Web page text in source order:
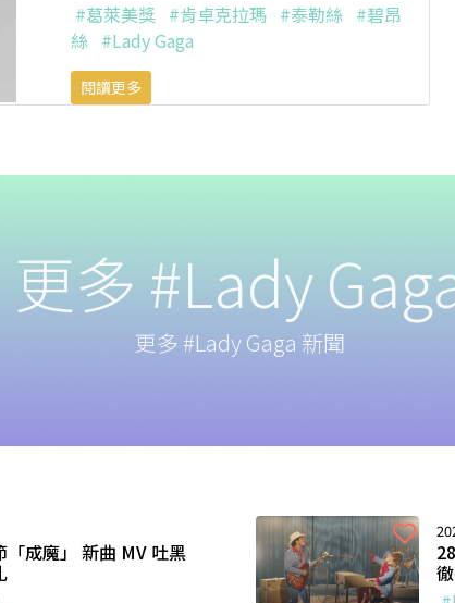
#葛萊美獎 #肯卓克拉瑪 #泰勒絲 #碧昂
絲 #Lady Gaga
閱讀更多
更多 #Lady
更多 #Lady Gaga 新聞
成魔」 新曲 MV 吐黑